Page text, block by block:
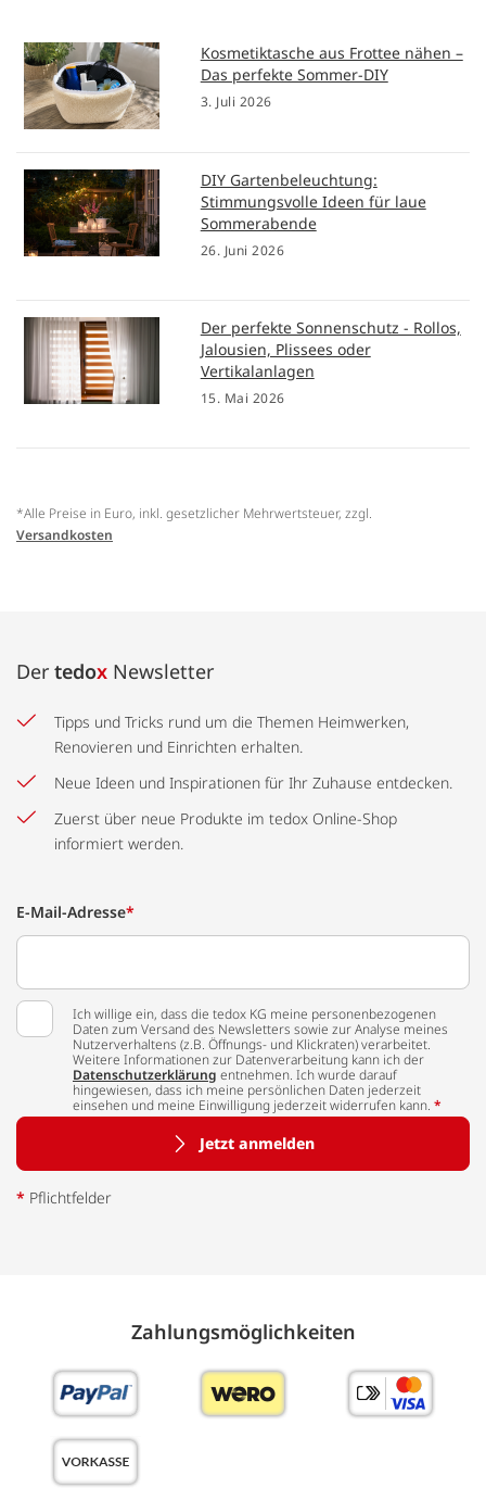
Kosmetiktasche aus Frottee nähen –
Das perfekte Sommer-DIY
3. Juli 2026
DIY Gartenbeleuchtung:
Stimmungsvolle Ideen für laue
Sommerabende
26. Juni 2026
Der perfekte Sonnenschutz - Rollos,
Jalousien, Plissees oder
Vertikalanlagen
15. Mai 2026
*Alle Preise in Euro, inkl. gesetzlicher Mehrwertsteuer, zzgl.
Versandkosten
Der tedox Newsletter
Tipps und Tricks rund um die Themen Heimwerken,
Renovieren und Einrichten erhalten.
Neue Ideen und Inspirationen für Ihr Zuhause entdecken.
Zuerst über neue Produkte im tedox Online-Shop
informiert werden.
E-Mail-Adresse*
Ich willige ein, dass die tedox KG meine personenbezogenen
Daten zum Versand des Newsletters sowie zur Analyse meines
Nutzerverhaltens (z.B. Öffnungs- und Klickraten) verarbeitet.
Weitere Informationen zur Datenverarbeitung kann ich der
Datenschutzerklärung entnehmen. Ich wurde darauf
hingewiesen, dass ich meine persönlichen Daten jederzeit
einsehen und meine Einwilligung jederzeit widerrufen kann. *
Jetzt anmelden
* Pflichtfelder
Zahlungs­möglich­keiten